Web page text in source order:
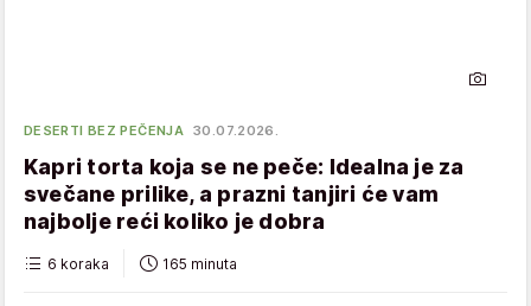
DESERTI BEZ PEČENJA 30.07.2026.
Kapri torta koja se ne peče: Idealna je za
svečane prilike, a prazni tanjiri će vam
najbolje reći koliko je dobra
6 koraka 165 minuta